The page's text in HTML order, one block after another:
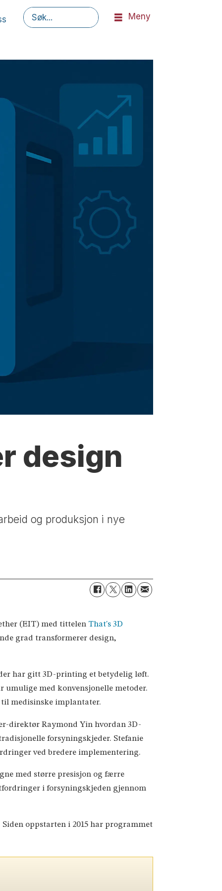
Søk
Meny
design
og produksjon i nye
(EIT) med tittelen That's 3D
grad transformerer design,
har gitt 3D-printing et betydelig løft.
med konvensjonelle metoder.
medisinske implantater.
direktør Raymond Yin hvordan 3D-
forsyningskjeder. Stefanie
ved bredere implementering.
med større presisjon og færre
i forsyningskjeden gjennom
Siden oppstarten i 2015 har programmet